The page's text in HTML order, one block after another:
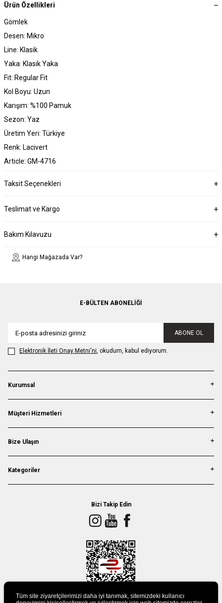
Ürün Özellikleri
Gömlek
Desen: Mikro
Line: Klasik
Yaka: Klasik Yaka
Fit: Regular Fit
Kol Boyu: Uzun
Karışım: %100 Pamuk
Sezon: Yaz
Üretim Yeri: Türkiye
Renk: Lacivert
Article: GM-4716
Taksit Seçenekleri
Teslimat ve Kargo
Bakım Kılavuzu
Hangi Mağazada Var?
E-BÜLTEN ABONELIĞI
ABONE OL
Elektronik İleti Onay Metni'ni, okudum, kabul ediyorum.
Kurumsal
Müşteri Hizmetleri
Bize Ulaşın
Kategoriler
Bizi Takip Edin
Tüm site ziyaretçilerimizi daha iyi tanımak, sitemizdeki kullanıcı